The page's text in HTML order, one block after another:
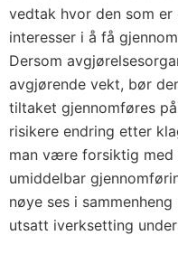
vedtak hvor den som
interesser i å få
Dersom
avgjørende vekt, bør
tiltaket gjennomføres
risikere endring etter
man være forsiktig med
umiddelbar
nøye ses i
utsatt iverksetting